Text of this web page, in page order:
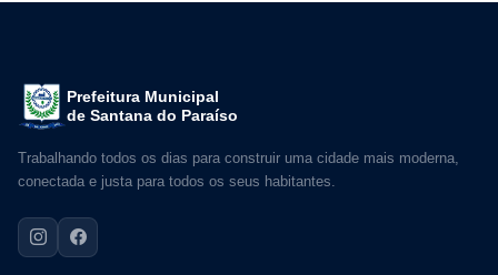
Prefeitura Municipal
de Santana do Paraíso
Trabalhando todos os dias para construir uma cidade mais moderna,
conectada e justa para todos os seus habitantes.